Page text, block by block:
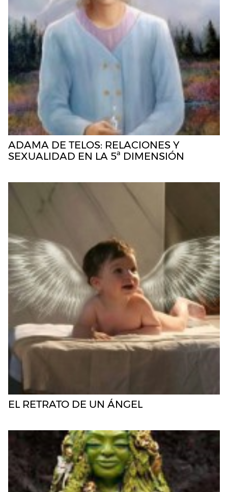
ADAMA DE TELOS: RELACIONES Y
SEXUALIDAD EN LA 5ª DIMENSIÓN
EL RETRATO DE UN ÁNGEL